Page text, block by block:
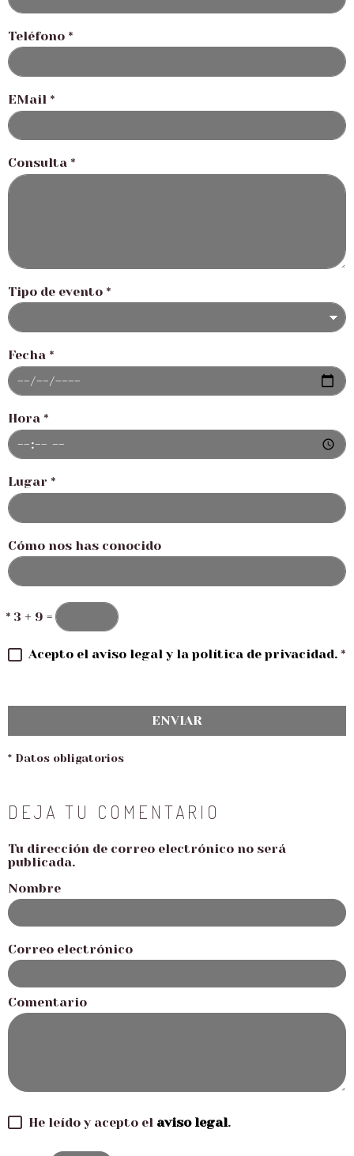
Teléfono *
EMail *
Consulta *
Tipo de evento *
Fecha *
Hora *
Lugar *
Cómo nos has conocido
* 3 + 9 =
Acepto el aviso legal y la política de privacidad. *
ENVIAR
* Datos obligatorios
DEJA TU COMENTARIO
Tu dirección de correo electrónico no será
publicada.
Nombre
Correo electrónico
Comentario
He leído y acepto el aviso legal.